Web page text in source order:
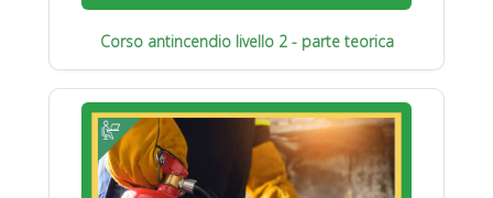
Corso antincendio livello 2 - parte teorica